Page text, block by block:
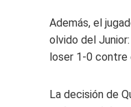
Además, el
olvido del
loser 1-0 contre
La decisión de